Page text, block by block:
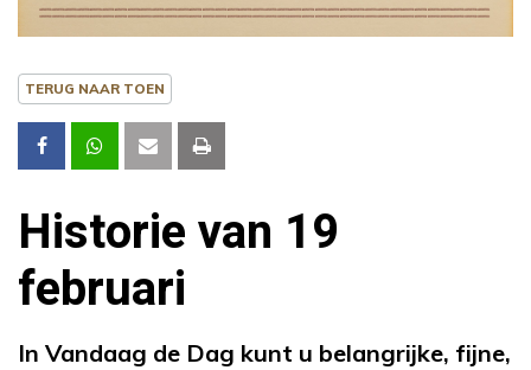
TERUG NAAR TOEN
Historie van 19
februari
In Vandaag de Dag kunt u belangrijke, fijne,